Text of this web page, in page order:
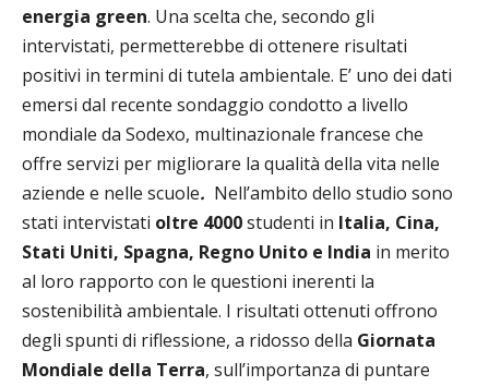
energia green. Una scelta che, secondo gli
intervistati, permetterebbe di ottenere risultati
positivi in termini di tutela ambientale. E’ uno dei dati
emersi dal recente sondaggio condotto a livello
mondiale da Sodexo, multinazionale francese che
offre servizi per migliorare la qualità della vita nelle
aziende e nelle scuole. Nell’ambito dello studio sono
stati intervistati oltre 4000studenti in Italia, Cina,
Stati Uniti, Spagna, Regno Unito e India in merito
al loro rapporto con le questioni inerenti la
sostenibilità ambientale. I risultati ottenuti offrono
degli spunti di riflessione, a ridosso della Giornata
Mondiale della Terra, sull’importanza di puntare